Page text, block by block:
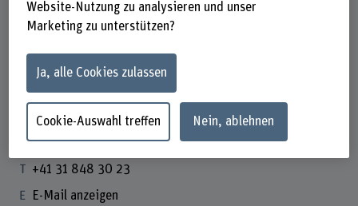
Leiterin Fachbereich FSM
Kontakt
+41 31 848 30 23
E-Mail anzeigen
Website-Nutzung zu analysieren und unser
Marketing zu unterstützen?
Ja, alle Cookies zulassen
Cookie-Auswahl treffen Nein, ablehnen